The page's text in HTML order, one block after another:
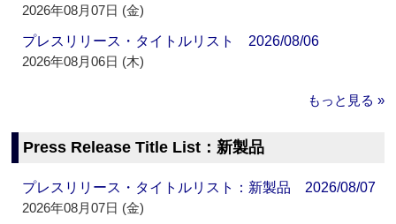
2026年08月07日 (金)
プレスリリース・タイトルリスト 2026/08/06
2026年08月06日 (木)
もっと見る »
Press Release Title List：新製品
プレスリリース・タイトルリスト：新製品 2026/08/07
2026年08月07日 (金)